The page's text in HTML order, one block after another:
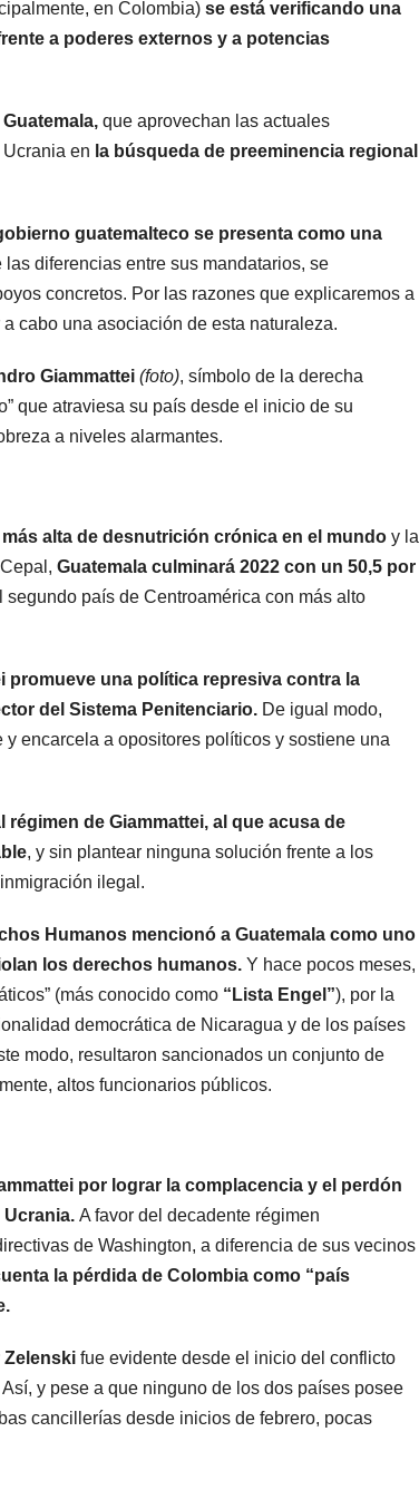
en Colombia) se está verificando una
a poderes externos y a potencias
Guatemala, que aprovechan las actuales
en la búsqueda de preeminencia regional
guatemalteco se presenta como una
las diferencias entre sus mandatarios, se
concretos. Por las razones que explicaremos a
cabo una asociación de esta naturaleza.
Giammattei (foto), símbolo de la derecha
que atraviesa su país desde el inicio de su
a niveles alarmantes.
alta de desnutrición crónica en el mundo y la
Guatemala culminará 2022 con un 50,5 por
país de Centroamérica con más alto
promueve una política represiva contra la
del Sistema Penitenciario. De igual modo,
encarcela a opositores políticos y sostiene una
de Giammattei, al que acusa de
, y sin plantear ninguna solución frente a los
ilegal.
Humanos mencionó a Guatemala como uno
los derechos humanos. Y hace pocos meses,
(más conocido como “Lista Engel”), por la
democrática de Nicaragua y de los países
modo, resultaron sancionados un conjunto de
altos funcionarios públicos.
por lograr la complacencia y el perdón
A favor del decadente régimen
de Washington, a diferencia de sus vecinos
la pérdida de Colombia como “país
Zelenski fue evidente desde el inicio del conflicto
y pese a que ninguno de los dos países posee
cancillerías desde inicios de febrero, pocas